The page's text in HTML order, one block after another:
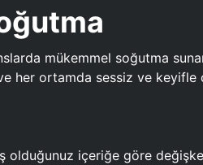
mükemmel soğutma
her ortamda sessiz ve keyifle
olduğunuz içeriğe göre